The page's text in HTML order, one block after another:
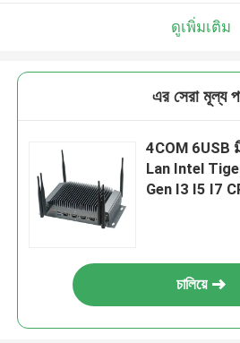
ดูเพิ่มเติม
এর সেরা মূল্য
4COM
Lan Intel
Gen I3 I5 I7
চালিয়ে